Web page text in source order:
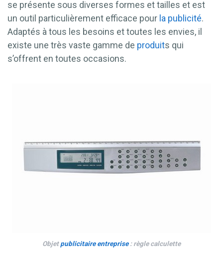
se présente sous diverses formes et tailles et est
un outil particulièrement efficace pour la publicité.
Adaptés à tous les besoins et toutes les envies, il
existe une très vaste gamme de produits qui
s’offrent en toutes occasions.
Objetpublicitaire entreprise: règle calculette